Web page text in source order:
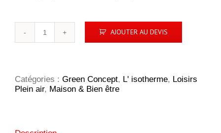
bambou
AJOUTER AU DEVIS
Catégories : Green Concept, L' isotherme, Loisirs
Plein air, Maison & Bien être